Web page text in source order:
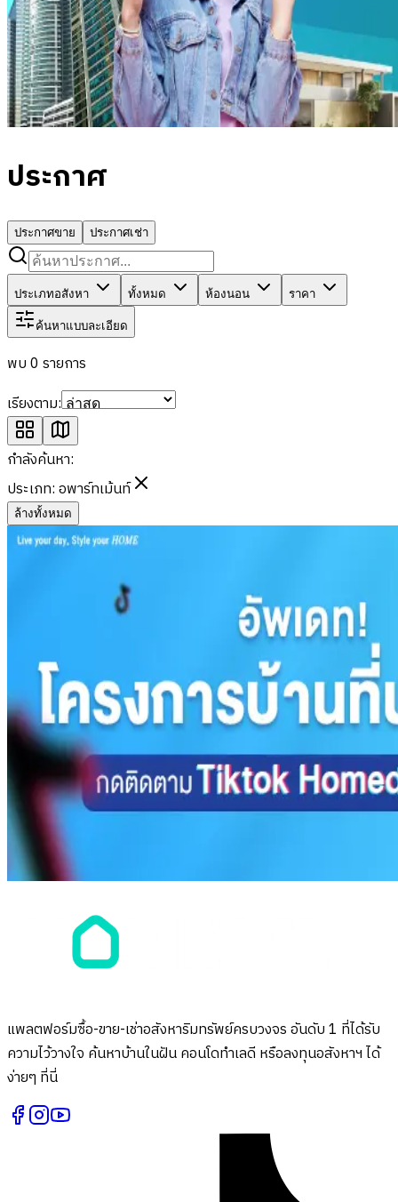
ประกาศ
ประกาศขาย ประกาศเช่า
ประเภทอสังหา ทั้งหมด ห้องนอน ราคา
ค้นหาแบบละเอียด
พบ 0 รายการ
เรียงตาม:
กำลังค้นหา:
ประเภท:อพาร์ทเม้นท์
ล้างทั้งหมด
แพลตฟอร์มซื้อ-ขาย-เช่าอสังหาริมทรัพย์ครบวงจร อันดับ 1 ที่ได้รับ
ความไว้วางใจ ค้นหาบ้านในฝัน คอนโดทำเลดี หรือลงทุนอสังหาฯ ได้
ง่ายๆ ที่นี่